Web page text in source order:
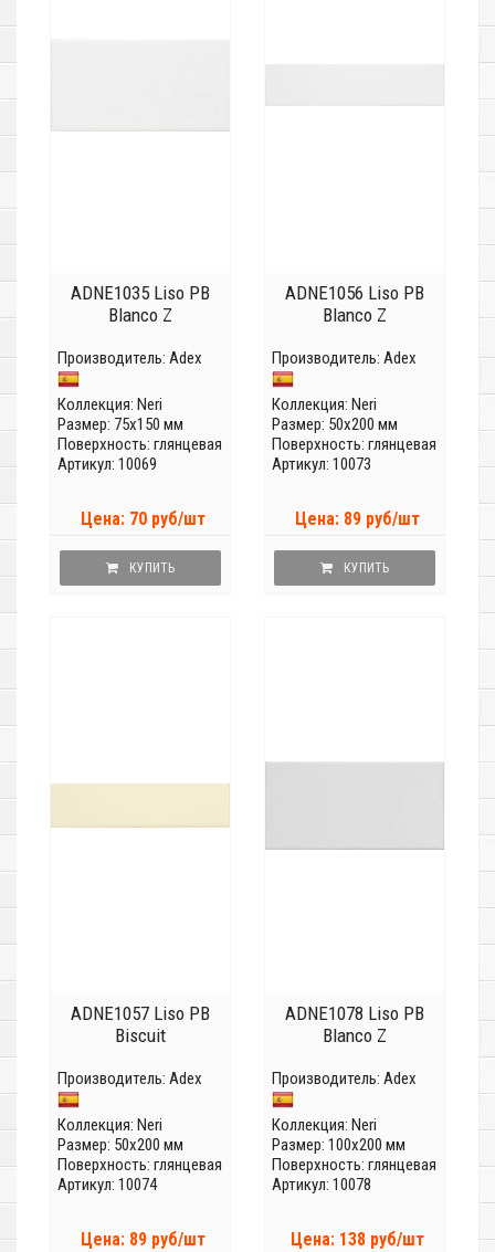
ADNE1035 Liso PB
Blanco Z
Производитель: Adex
Коллекция: Neri
Размер: 75x150 мм
Поверхность: глянцевая
Артикул: 10069
Цена: 70 руб/шт
КУПИТЬ
ADNE1056 Liso PB
Blanco Z
Производитель: Adex
Коллекция: Neri
Размер: 50x200 мм
Поверхность: глянцевая
Артикул: 10073
Цена: 89 руб/шт
КУПИТЬ
ADNE1057 Liso PB
Biscuit
Производитель: Adex
Коллекция: Neri
Размер: 50x200 мм
Поверхность: глянцевая
Артикул: 10074
Цена: 89 руб/шт
ADNE1078 Liso PB
Blanco Z
Производитель: Adex
Коллекция: Neri
Размер: 100x200 мм
Поверхность: глянцевая
Артикул: 10078
Цена: 138 руб/шт